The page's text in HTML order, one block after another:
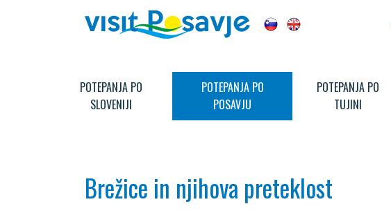
POTEPANJA PO
SLOVENIJI
POTEPANJA PO
POSAVJU
POTEPANJA PO
TUJINI
Brežice in njihova preteklost